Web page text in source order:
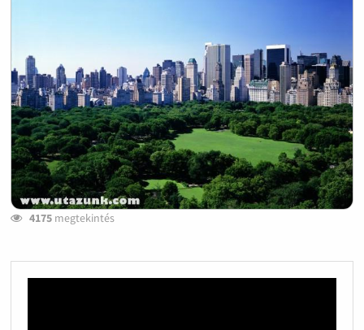
4175megtekintés